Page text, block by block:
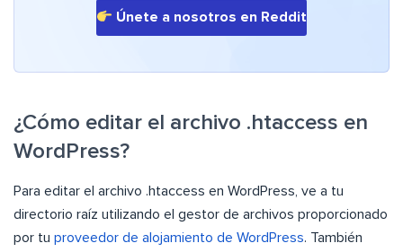
Únete a nosotros en Reddit
¿Cómo editar el archivo .htaccess en
WordPress?
Para editar el archivo .htaccess en WordPress, ve a tu
directorio raíz utilizando el gestor de archivos proporcionado
por tu proveedor de alojamiento de WordPress. También